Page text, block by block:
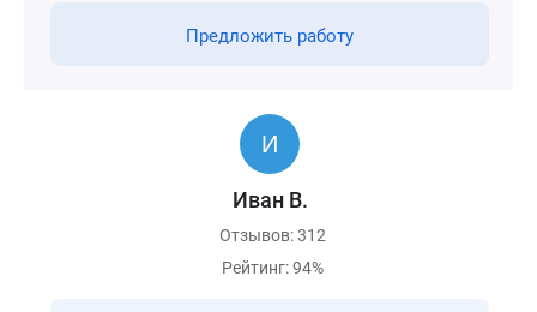
Предложить работу
Иван В.
Отзывов: 312
Рейтинг: 94%